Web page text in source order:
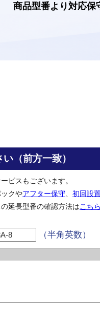
商品型番より対応保
（前方一致）
ビスもございます。
クやアフター保守 初回設
延長型番の確認方法はこちら
（半角英数）